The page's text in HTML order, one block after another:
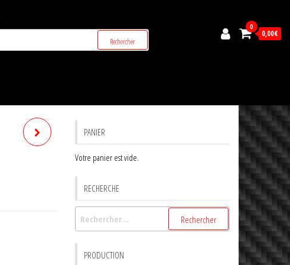
0
0,00€
PANIER
Votre panier est vide.
RECHERCHE
PRODUCTION